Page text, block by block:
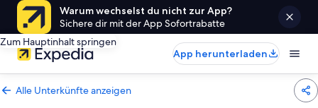
Warum wechselst du nicht zur App?
Sichere dir mit der App Sofortrabatte
Zum Hauptinhalt springen
App herunterladen
Alle Unterkünfte anzeigen